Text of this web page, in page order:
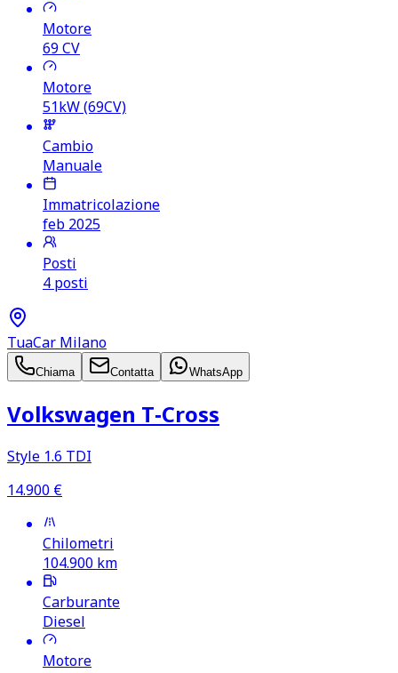
Motore
69CV
Motore
51kW (69CV)
Cambio
Manuale
Immatricolazione
feb 2025
Posti
4 posti
TuaCar Milano
Chiama Contatta WhatsApp
Volkswagen T‑Cross
Style 1.6 TDI
14.900 €
Chilometri
104.900 km
Carburante
Diesel
Motore